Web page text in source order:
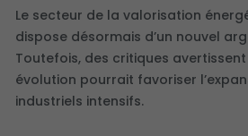
Le secteur de la valorisation
dispose désormais d’un nouvel
Toutefois, des critiques
évolution pourrait favoriser
industriels intensifs.